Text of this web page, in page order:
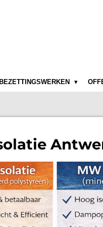
BEZETTINGSWERKEN